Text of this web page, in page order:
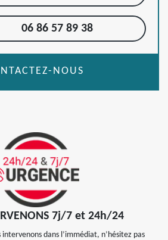
06 86 57 89 38
NOUS
7j/7 et 24h/24
intervenons dans l’immédiat, n’hésitez pas